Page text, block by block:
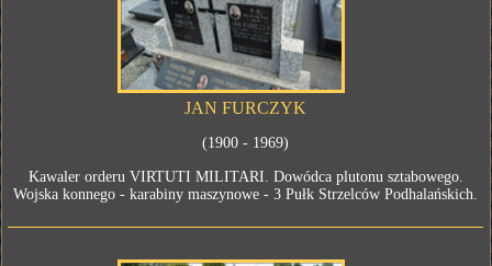
JAN FURCZYK
(1900 - 1969)
Kawaler orderu VIRTUTI MILITARI. Dowódca plutonu sztabowego.
Wojska konnego - karabiny maszynowe - 3 Pułk Strzelców Podhalańskich.